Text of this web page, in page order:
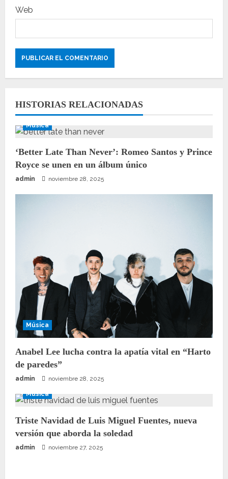
s
Web
HISTORIAS RELACIONADAS
Música
‘Better Late Than Never’: Romeo Santos y Prince
Royce se unen en un álbum único
admin noviembre 28, 2025
Música
Anabel Lee lucha contra la apatía vital en “Harto
de paredes”
admin noviembre 28, 2025
Música
Triste Navidad de Luis Miguel Fuentes, nueva
versión que aborda la soledad
admin noviembre 27, 2025